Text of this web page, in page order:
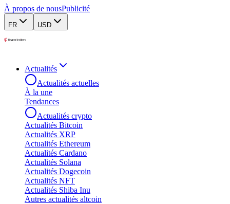
À propos de nousPublicité
FR USD
Actualités
Actualités actuelles
À la une
Tendances
Actualités crypto
Actualités Bitcoin
Actualités XRP
Actualités Ethereum
Actualités Cardano
Actualités Solana
Actualités Dogecoin
Actualités NFT
Actualités Shiba Inu
Autres actualités altcoin